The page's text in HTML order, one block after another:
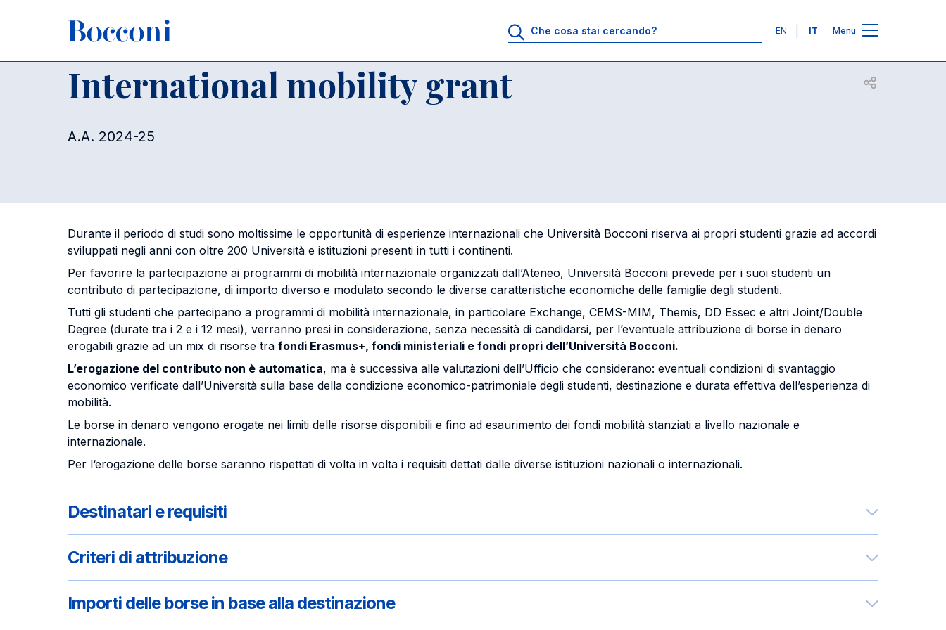
Lingue
EN IT Menu
Briciole di pane
Home Per studenti iscritti
International mobility grant Apri per
A.A. 2024-25
Durante il periodo di studi sono moltissime le opportunità di esperienze internazionali che Università Bocconi riserva ai propri studenti grazie ad accordi
sviluppati negli anni con oltre 200 Università e istituzioni presenti in tutti i continenti.
Per favorire la partecipazione ai programmi di mobilità internazionale organizzati dall’Ateneo, Università Bocconi prevede per i suoi studenti un
contributo di partecipazione, di importo diverso e modulato secondo le diverse caratteristiche economiche delle famiglie degli studenti.
Tutti gli studenti che partecipano a programmi di mobilità internazionale, in particolare Exchange, CEMS-MIM, Themis, DD Essec e altri Joint/Double
Degree (durate tra i 2 e i 12 mesi), verranno presi in considerazione, senza necessità di candidarsi, per l’eventuale attribuzione di borse in denaro
erogabili grazie ad un mix di risorse tra fondi Erasmus+, fondi ministeriali e fondi propri dell’Università Bocconi.
L’erogazione del contributo non è automatica, ma è successiva alle valutazioni dell’Ufficio che considerano: eventuali condizioni di svantaggio
economico verificate dall’Università sulla base della condizione economico-patrimoniale degli studenti, destinazione e durata effettiva dell’esperienza di
mobilità.
Le borse in denaro vengono erogate nei limiti delle risorse disponibili e fino ad esaurimento dei fondi mobilità stanziati a livello nazionale e
internazionale.
Per l‘erogazione delle borse saranno rispettati di volta in volta i requisiti dettati dalle diverse istituzioni nazionali o internazionali.
Destinatari e requisiti
Criteri di attribuzione
Importi delle borse in base alla destinazione